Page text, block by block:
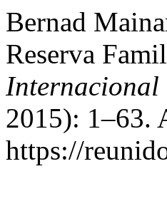
Bernad
Reserva
Internacional
2015): 1–63.
https://